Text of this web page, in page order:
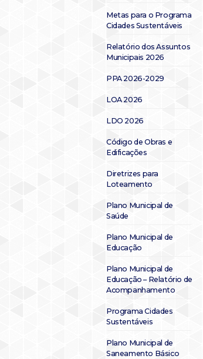
Metas para o Programa
Cidades Sustentáveis
Relatório dos Assuntos
Municipais 2026
PPA 2026-2029
LOA 2026
LDO 2026
Código de Obras e
Edificações
Diretrizes para
Loteamento
Plano Municipal de
Saúde
Plano Municipal de
Educação
Plano Municipal de
Educação – Relatório de
Acompanhamento
Programa Cidades
Sustentáveis
Plano Municipal de
Saneamento Básico